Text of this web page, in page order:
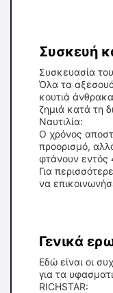
Συσκευή
Συσκευασία
Όλα τα
κουτιά
ζημιά κατά τη
Ναυτιλία:
Ο χρόνος
προορισμό,
φτάνουν εντός
Για
να
Γενικά
Εδώ είναι οι
για τα
RICHSTAR: